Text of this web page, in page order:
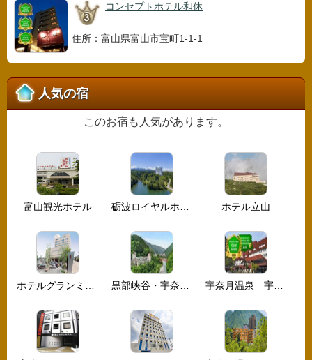
コンセプトホテル和休
住所：富山県富山市宝町1-1-1
人気の宿
このお宿も人気があります。
富山観光ホテル 砺波ロイヤルホテル ホテル立山
ホテルグランミラージュ 黒部峡谷・宇奈月温泉 ホテル黒部 宇奈月温泉 宇奈月ニューオータニホテル